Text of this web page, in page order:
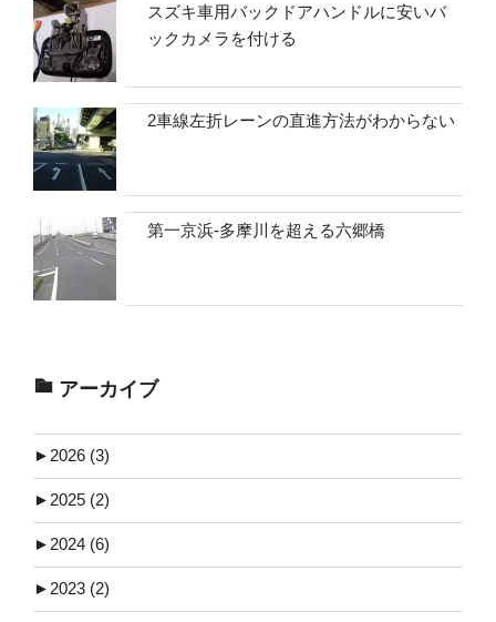
スズキ車用バックドアハンドルに安いバ
ックカメラを付ける
2車線左折レーンの直進方法がわからない
第一京浜-多摩川を超える六郷橋
アーカイブ
► 2026 (3)
► 2025 (2)
► 2024 (6)
► 2023 (2)